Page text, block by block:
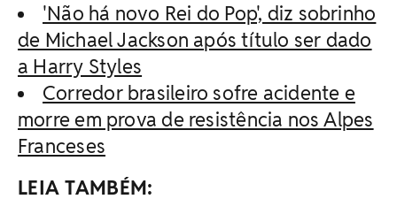
'Não há novo Rei do Pop', diz sobrinho
de Michael Jackson após título ser dado
a Harry Styles
Corredor brasileiro sofre acidente e
morre em prova de resistência nos Alpes
Franceses
LEIA TAMBÉM: